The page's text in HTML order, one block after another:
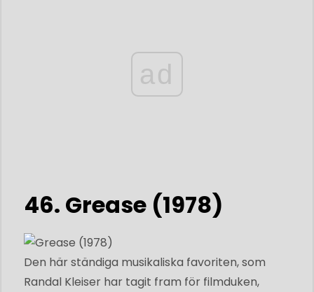
ad
46. ​​Grease (1978)
Den här ständiga musikaliska favoriten, som
Randal Kleiser har tagit fram för filmduken,